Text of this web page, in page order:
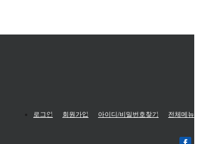
로그인 회원가입 아이디/비밀번호찾기 전체메뉴